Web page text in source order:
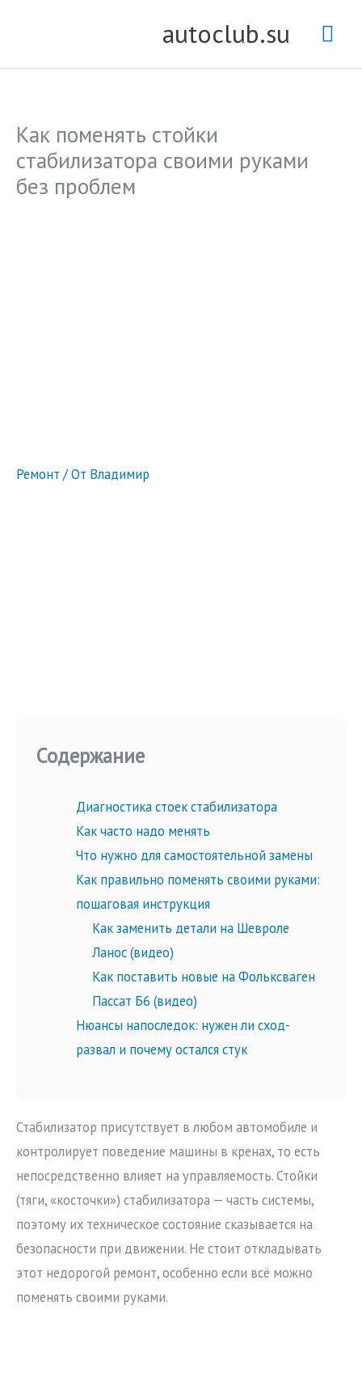
autoclub.su
Как поменять стойки
стабилизатора своими руками
без проблем
Ремонт / От Владимир
Содержание
Диагностика стоек стабилизатора
Как часто надо менять
Что нужно для самостоятельной замены
Как правильно поменять своими руками:
пошаговая инструкция
Как заменить детали на Шевроле
Ланос (видео)
Как поставить новые на Фольксваген
Пассат Б6 (видео)
Нюансы напоследок: нужен ли сход-
развал и почему остался стук
Стабилизатор присутствует в любом автомобиле и
контролирует поведение машины в кренах, то есть
непосредственно влияет на управляемость. Стойки
(тяги, «косточки») стабилизатора — часть системы,
поэтому их техническое состояние сказывается на
безопасности при движении. Не стоит откладывать
этот недорогой ремонт, особенно если всё можно
поменять своими руками.